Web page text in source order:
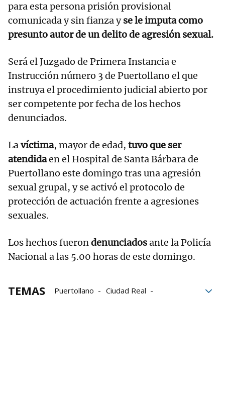
para esta persona prisión provisional
comunicada y sin fianza yse le imputa como
presunto autor de un delito de agresión sexual.
Será el Juzgado de Primera Instancia e
Instrucción número 3 de Puertollano el que
instruya el procedimiento judicial abierto por
ser competente por fecha de los hechos
denunciados.
Lavíctima, mayor de edad, tuvo que ser
atendidaen el Hospital de Santa Bárbara de
Puertollano este domingo tras una agresión
sexual grupal, y se activó el protocolo de
protección de actuación frente a agresiones
sexuales.
Los hechos fuerondenunciadosante la Policía
Nacional a las 5.00 horas de este domingo.
TEMAS Puertollano
Ciudad Real